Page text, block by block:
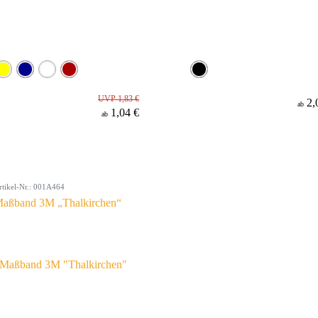
UVP 1,83 €
ab 1,04 €
ab
Nr.: 001A464
3M „Thalkirchen“